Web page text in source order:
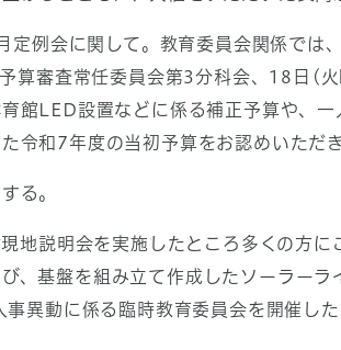
定例会に関して。教育委員会関係で
算審査常任委員会第3分科会、18日(
館LED設置などに係る補正予算や、
令和7年度の当初予算をお認めいただ
る。
説明会を実施したところ多くの方に
、基盤を組み立て作成したソーラー
異動に係る臨時教育委員会を開催した